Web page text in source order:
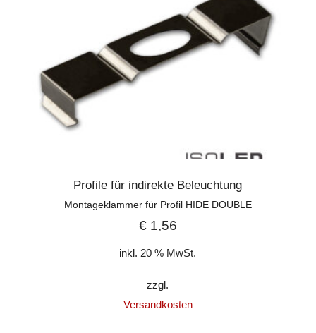
Profile für indirekte Beleuchtung
Montageklammer für Profil HIDE DOUBLE
€1,56
inkl. 20 % MwSt.
zzgl.
Versandkosten